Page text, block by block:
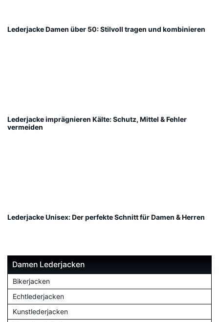
Lederjacke Damen über 50: Stilvoll tragen und kombinieren
Lederjacke imprägnieren Kälte: Schutz, Mittel & Fehler
vermeiden
Lederjacke Unisex: Der perfekte Schnitt für Damen & Herren
Damen Lederjacken
Bikerjacken
Echtlederjacken
Kunstlederjacken